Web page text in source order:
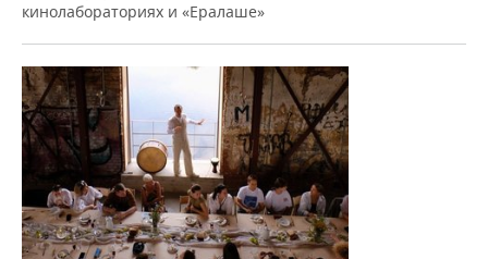
кинолабораториях и «Ералаше»